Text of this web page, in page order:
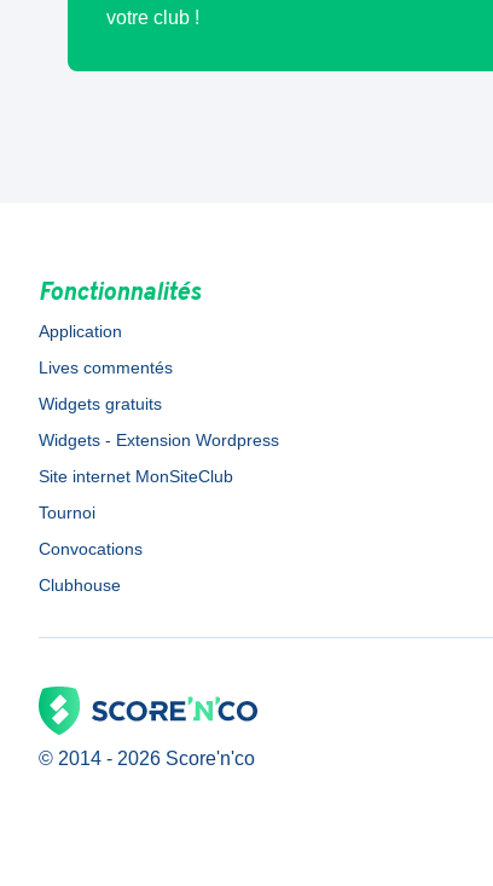
votre club !
Fonctionnalités
Application
Lives commentés
Widgets gratuits
Widgets - Extension Wordpress
Site internet MonSiteClub
Tournoi
Convocations
Clubhouse
© 2014 - 2026 Score'n'co